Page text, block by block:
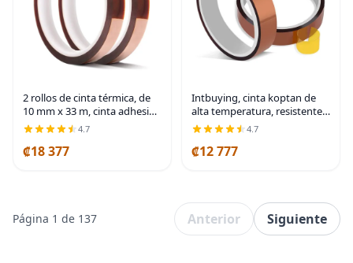
2 rollos de cinta térmica, de
10 mm x 33 m, cinta adhesiva
resistente al calor / cinta de
de vinilo de sublimación, sin
4.7
₡18 377
Intbuying, cinta koptan de
alta temperatura, resistente
al calor, cinta de sublimación,
pies
4.7
₡12 777
Página 1 de 137 Anterior Siguiente